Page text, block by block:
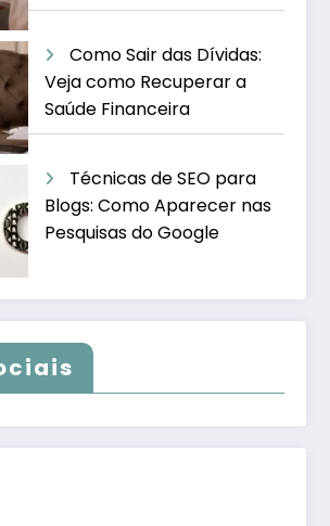
Como Sair das Dívidas:
Veja como Recuperar a
Saúde Financeira
Técnicas de SEO para
Blogs: Como Aparecer nas
Pesquisas do Google